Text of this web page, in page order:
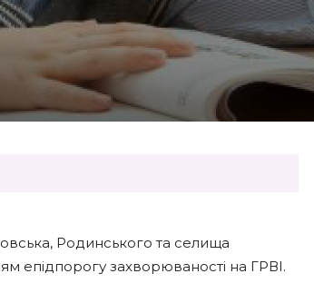
Родинського та селища
епідпорогу захворюваності на ГРВІ.